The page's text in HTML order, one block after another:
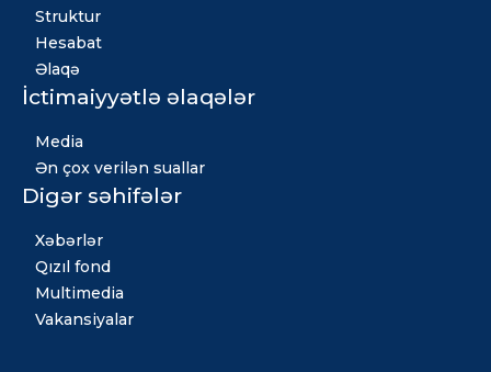
Struktur
Hesabat
Əlaqə
İctimaiyyətlə əlaqələr
Media
Ən çox verilən suallar
Digər səhifələr
Xəbərlər
Qızıl fond
Multimedia
Vakansiyalar